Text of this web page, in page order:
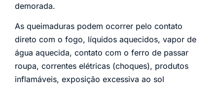
demorada.
As queimaduras podem ocorrer pelo contato
direto com o fogo, líquidos aquecidos, vapor de
água aquecida, contato com o ferro de passar
roupa, correntes elétricas (choques), produtos
inflamáveis, exposição excessiva ao sol